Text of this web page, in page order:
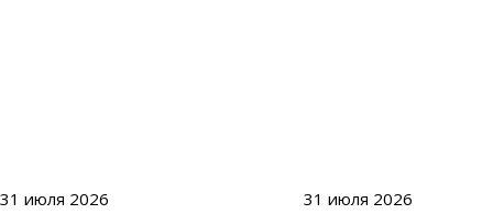
31 июля 2026
31 июля 2026